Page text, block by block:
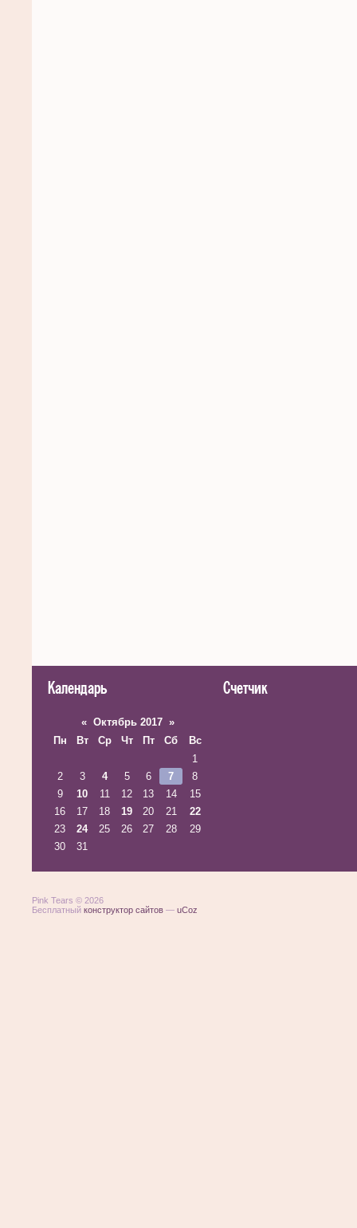
Календарь
« Октябрь 2017 »
Пн
Вт Ср Чт Пт Сб
Вс
1
2
3 4 5 6 7
8
9
10 11 12 13 14
15
16
17 18 19 20 21
22
23
24 25 26 27 28
29
30
31
Счетчик
Pink Tears © 2026
Бесплатный конструктор сайтов — uCoz